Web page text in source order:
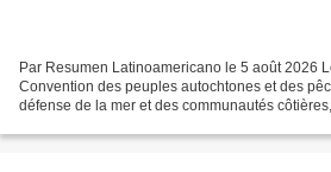
Par Resumen Latinoamericano le 5 août 2026
Convention des peuples autochtones et des
défense de la mer et des communautés